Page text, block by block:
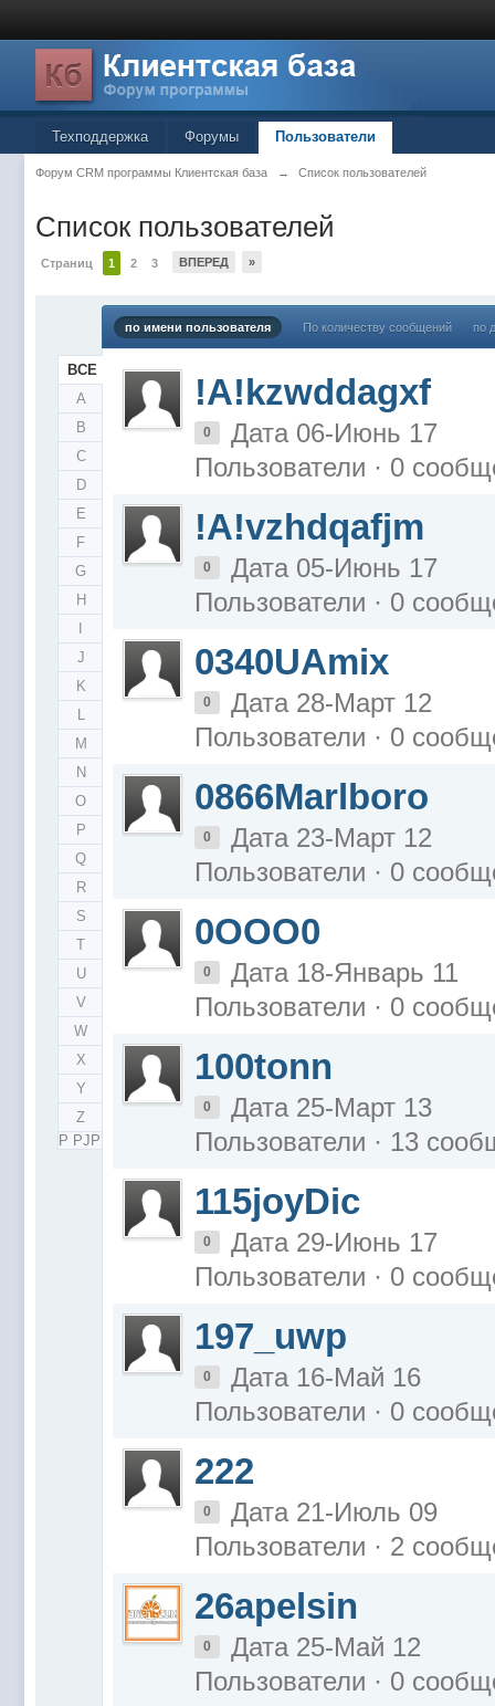
Техподдержка Форумы Пользователи
Форум CRM программы Клиентская база → Список пользователей
Список пользователей
Страниц 1 2 3 ВПЕРЕД »
ВСЕ
A
B
C
D
E
F
G
H
J
K
L
M
N
O
P
Q
R
S
T
U
V
W
X
Y
Z
Р РЈРЎ
по имени пользователя По количеству сообщений по
!A!kzwddagxf
0
Дата 06-Июнь 17
Пользователи · 0
!A!vzhdqafjm
0
Дата 05-Июнь 17
Пользователи · 0
0340UAmix
0
Дата 28-Март 12
Пользователи · 0
0866Marlboro
0
Дата 23-Март 12
Пользователи · 0
0OOO0
0
Дата 18-Январь 11
Пользователи · 0
100tonn
0
Дата 25-Март 13
Пользователи · 13
115joyDic
0
Дата 29-Июнь 17
Пользователи · 0
197_uwp
0
Дата 16-Май 16
Пользователи · 0
222
0
Дата 21-Июль 09
Пользователи · 2
26apelsin
0
Дата 25-Май 12
Пользователи · 0